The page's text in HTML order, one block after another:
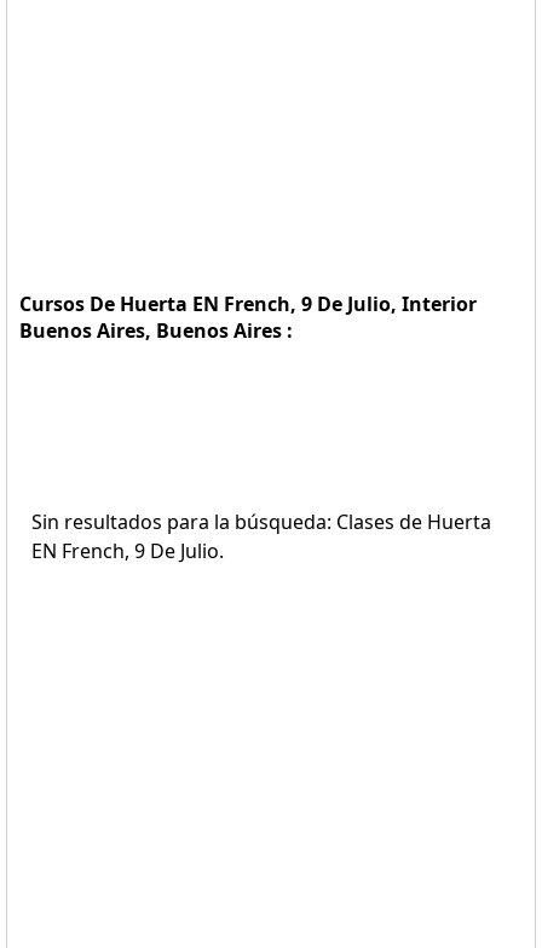
Cursos De Huerta EN French, 9 De Julio, Interior
Buenos Aires, Buenos Aires :
Sin resultados para la búsqueda: Clases de Huerta
EN French, 9 De Julio.